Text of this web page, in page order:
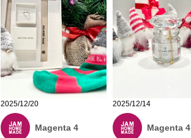
2025/12/20
Magenta 4
2025/12/14
Magenta 4